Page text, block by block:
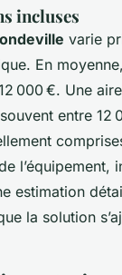
incluses
varie
En
000 €. Une
entre
estimation
la solution